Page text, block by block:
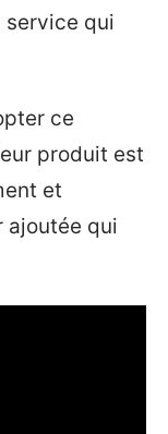
service qui
ce
produit est
et
ajoutée qui